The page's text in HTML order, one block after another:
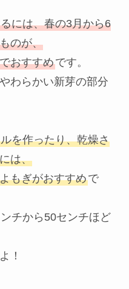
には、春の3月から6
のが、
おすすめです。
わらかい新芽の部分
を作ったり、乾燥さ
は、
もぎがおすすめで
チから50センチほど
！